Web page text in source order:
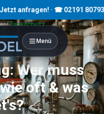
· ☎ 02191 80793
Menü
/Tankschutz
Wer muss
oft & was